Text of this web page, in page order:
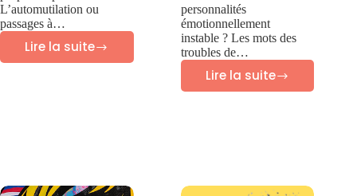
L’automutilation ou
passages à…
Lire la suite
Automutilation:
personnalités
émotionnellement
instable ? Les mots des
troubles de…
Lire la suite
symptômes